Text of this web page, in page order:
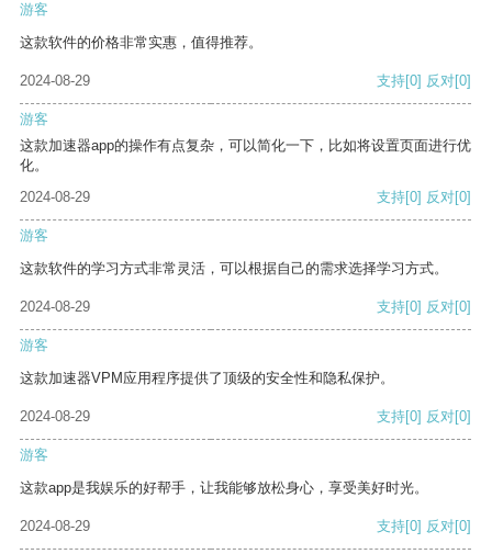
游客
这款软件的价格非常实惠，值得推荐。
2024-08-29 支持[0] 反对[0]
游客
这款加速器app的操作有点复杂，可以简化一下，比如将设置页面进行优
化。
2024-08-29
支持[0] 反对[0]
游客
这款软件的学习方式非常灵活，可以根据自己的需求选择学习方式。
2024-08-29 支持[0] 反对[0]
游客
这款加速器VPM应用程序提供了顶级的安全性和隐私保护。
2024-08-29 支持[0] 反对[0]
游客
这款app是我娱乐的好帮手，让我能够放松身心，享受美好时光。
2024-08-29 支持[0] 反对[0]